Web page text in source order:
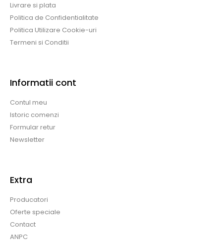
Livrare si plata
Politica de Confidentialitate
Politica Utilizare Cookie-uri
Termeni si Conditii
Informatii cont
Contul meu
Istoric comenzi
Formular retur
Newsletter
Extra
Producatori
Oferte speciale
Contact
ANPC